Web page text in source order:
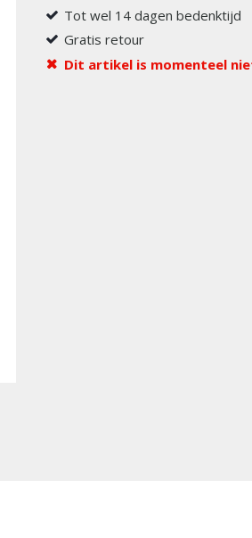
Tot wel 14 dagen bedenktijd
Gratis retour
Dit artikel is momenteel